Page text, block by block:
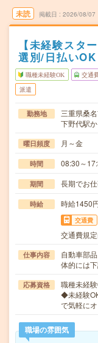
未読 掲載日 2026/08/07
【未経験スタ
選別/日払いOK
職種未経験OK 交通
派遣
勤務地
三重県桑
下野代駅
曜日頻度 月～金
時間 08:30～
期間 長期でお
時給 時給1450
交通費
交通費規
仕事内容
自動車部
体的には
応募資格
職種未経
◆未経験
で気軽に
職場の雰囲気